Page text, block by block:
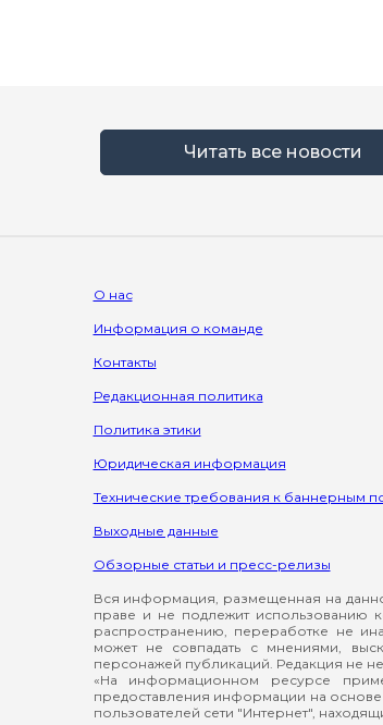
Читать все новости
О нас
Информация о команде
Контакты
Редакционная политика
Политика этики
Юридическая информация
Технические требования к баннерным
Выходные данные
Обзорные статьи и пресс-релизы
Вся информация, размещенная на
праве и не подлежит
распространению, переработке не
может не совпадать с мнениями,
персонажей публикаций. Редакция не
«На информационном ресурсе
предоставления информации на
пользователей сети "Интернет",